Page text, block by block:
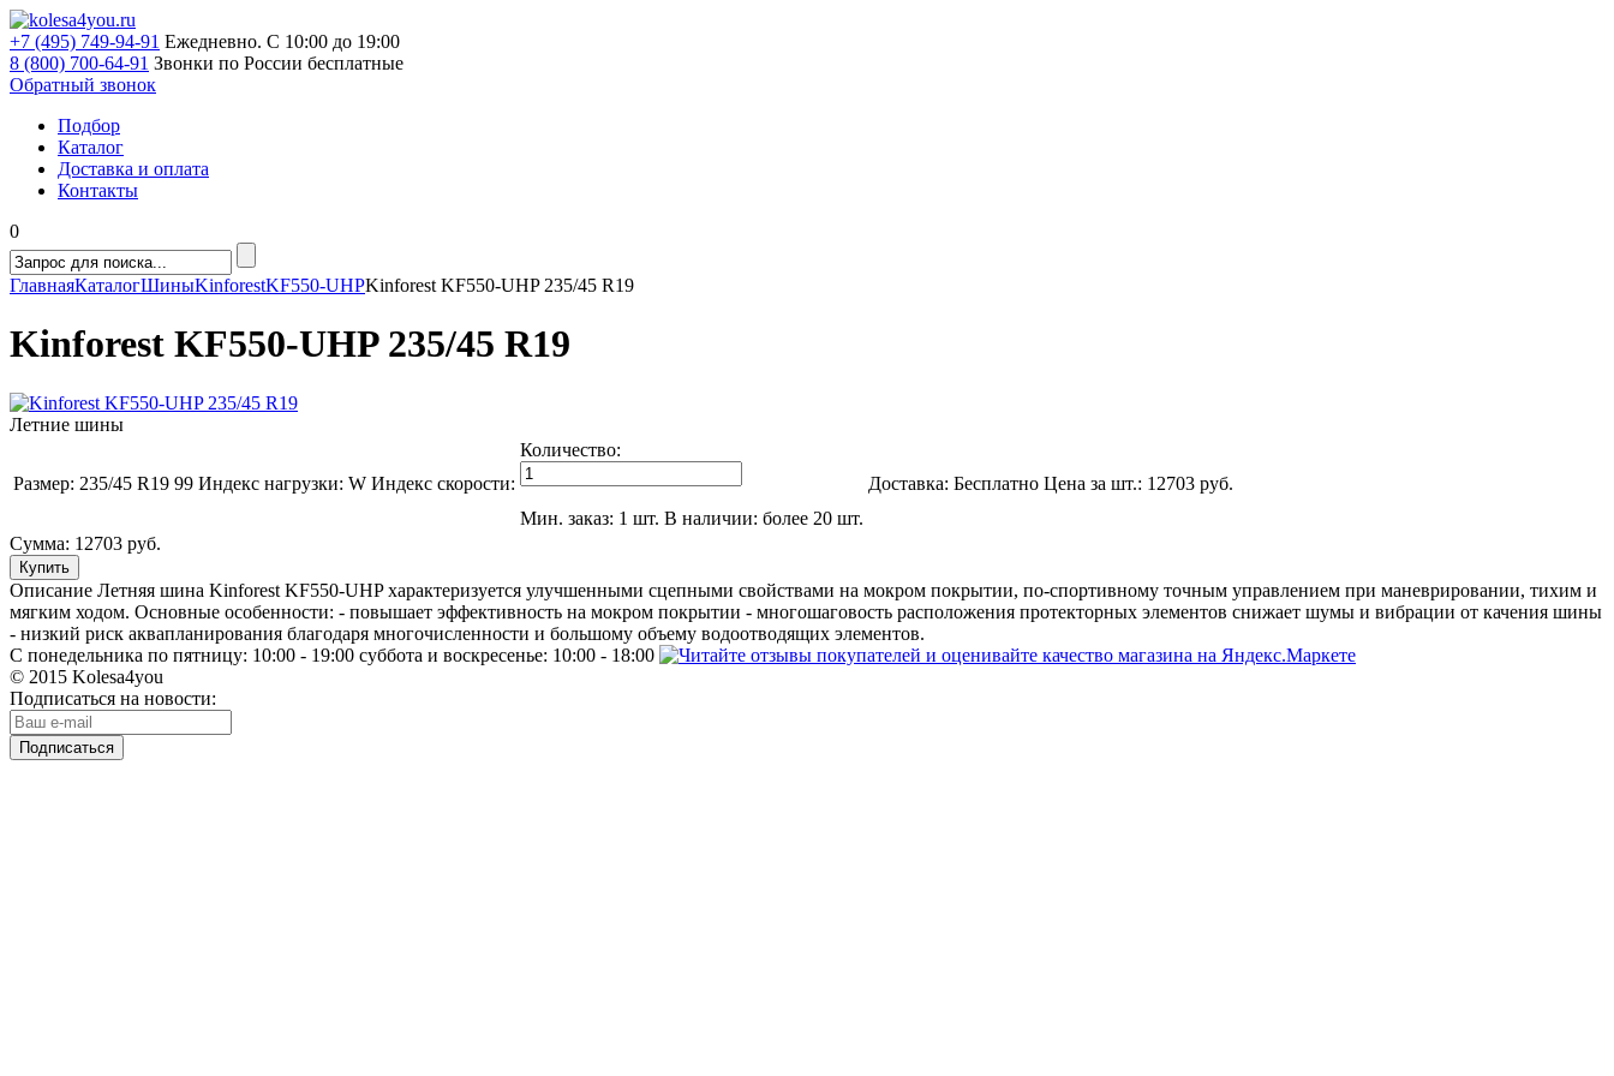
+7 (495) 749-94-91 Ежедневно. С 10:00 до 19:00
8 (800) 700-64-91 Звонки по России бесплатные
Обратный звонок
Подбор
Каталог
Доставка и оплата
Контакты
0
ГлавнаяКаталогШиныKinforestKF550-UHPKinforest KF550-UHP 235/45 R19
Kinforest KF550-UHP 235/45 R19
Летние шины
Размер: 235/45 R19 99 Индекс нагрузки: W Индекс скорости:
Количество:
Мин. заказ: 1 шт. В наличии: более 20 шт.
Доставка: Бесплатно Цена за шт.: 12703 руб.
Сумма: 12703 руб.
Описание Летняя шина Kinforest KF550-UHP характеризуется улучшенными сцепными свойствами на мокром покрытии, по-спортивному точным управлением при маневрировании, тихим и
мягким ходом. Основные особенности: - повышает эффективность на мокром покрытии - многошаговость расположения протекторных элементов снижает шумы и вибрации от качения шины
- низкий риск аквапланирования благодаря многочисленности и большому объему водоотводящих элементов.
С понедельника по пятницу: 10:00 - 19:00 суббота и воскресенье: 10:00 - 18:00
© 2015 Kolesa4you
Подписаться на новости: